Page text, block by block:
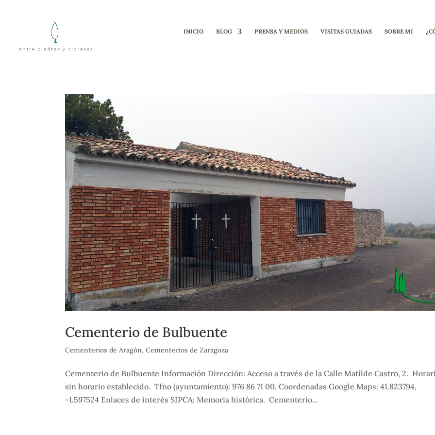
INICIO BLOG PRENSA Y MEDIOS VISITAS GUIADAS SOBRE MI
Cementerio de Bulbuente
Cementerios de Aragón,Cementerios de Zaragoza
Cementerio de Bulbuente Información Dirección: Acceso a través de la Calle Matilde Castro, 2.
sin horario establecido. Tfno (ayuntamiento): 976 86 71 00. Coordenadas Google Maps: 41.823794,
-1.597524 Enlaces de interés SIPCA: Memoria histórica. Cementerio...